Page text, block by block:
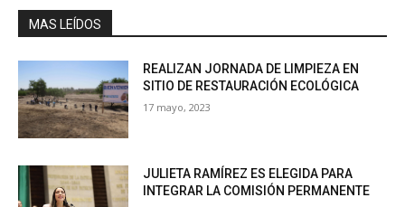
MAS LEÍDOS
REALIZAN JORNADA DE LIMPIEZA EN
SITIO DE RESTAURACIÓN ECOLÓGICA
17 mayo, 2023
JULIETA RAMÍREZ ES ELEGIDA PARA
INTEGRAR LA COMISIÓN PERMANENTE